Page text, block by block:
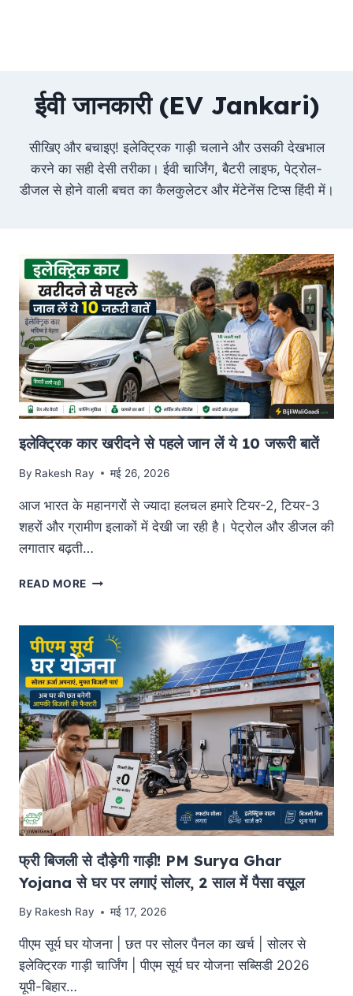
ईवी जानकारी (EV Jankari)
सीखिए और बचाइए! इलेक्ट्रिक गाड़ी चलाने और उसकी देखभाल
करने का सही देसी तरीका। ईवी चार्जिंग, बैटरी लाइफ, पेट्रोल-
डीजल से होने वाली बचत का कैलकुलेटर और मेंटेनेंस टिप्स हिंदी में।
इलेक्ट्रिक कार खरीदने से पहले जान लें ये 10 जरूरी बातें
By Rakesh Ray मई 26, 2026
आज भारत के महानगरों से ज्यादा हलचल हमारे टियर-2, टियर-3
शहरों और ग्रामीण इलाकों में देखी जा रही है। पेट्रोल और डीजल की
लगातार बढ़ती…
READ MORE इलेक्ट्रिक
से
पहले
जान
लें
ये
10
जरूरी
बातें
फ्री बिजली से दौड़ेगी गाड़ी! PM Surya Ghar
Yojana से घर पर लगाएं सोलर, 2 साल में पैसा वसूल
By Rakesh Ray मई 17, 2026
पीएम सूर्य घर योजना | छत पर सोलर पैनल का खर्च | सोलर से
इलेक्ट्रिक गाड़ी चार्जिंग | पीएम सूर्य घर योजना सब्सिडी 2026
यूपी-बिहार…